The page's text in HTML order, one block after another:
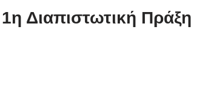
Διαπιστωτική Πράξη